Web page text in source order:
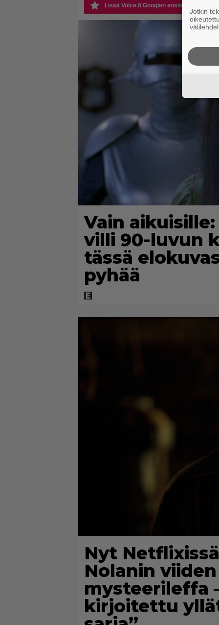
Lisää Voice.fi Googlen ensisijaiseksi
Vain
villi 90-luvun
tässä
pyhää
Nyt
Nolanin
mysteerileffa
kirjoitettu
Jotkin